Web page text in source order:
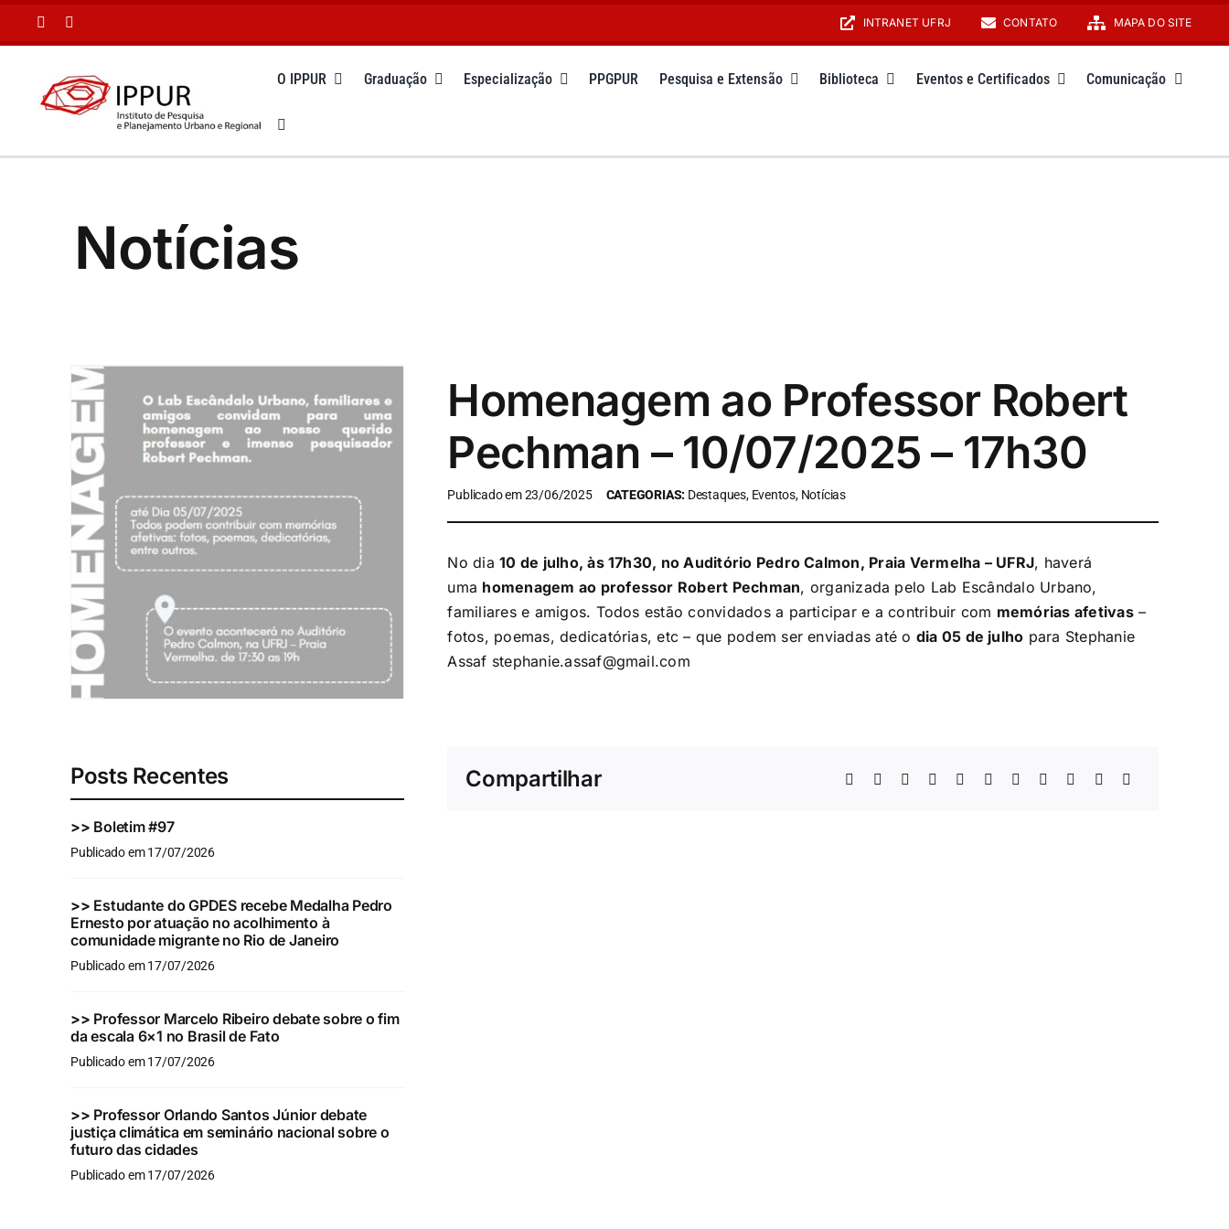
conteúdo
INTRANET UFRJ CONTATO MAPA DO SITE
O IPPUR Graduação Especialização PPGPUR Pesquisa e Extensão Biblioteca Eventos e Certificados Comunicação
Notícias
Posts Recentes
>> Boletim #97
Publicado em 17/07/2026
>> Estudante do GPDES recebe Medalha Pedro
Ernesto por atuação no acolhimento à
comunidade migrante no Rio de Janeiro
Publicado em 17/07/2026
>> Professor Marcelo Ribeiro debate sobre o fim
da escala 6×1 no Brasil de Fato
Publicado em 17/07/2026
>> Professor Orlando Santos Júnior debate
justiça climática em seminário nacional sobre o
futuro das cidades
Publicado em 17/07/2026
Homenagem ao Professor Robert
Pechman – 10/07/2025 – 17h30
Publicado em 23/06/2025 CATEGORIAS: Destaques, Eventos, Notícias
No dia10 de julho, às 17h30, no Auditório Pedro Calmon, Praia Vermelha – UFRJ, haverá
uma homenagem ao professor Robert Pechman, organizada pelo Lab Escândalo Urbano,
familiares e amigos. Todos estão convidados a participar e a contribuir com memórias afetivas–
fotos, poemas, dedicatórias, etc – que podem ser enviadas até o dia 05 de julho para Stephanie
Assaf stephanie.assaf@gmail.com
Compartilhar